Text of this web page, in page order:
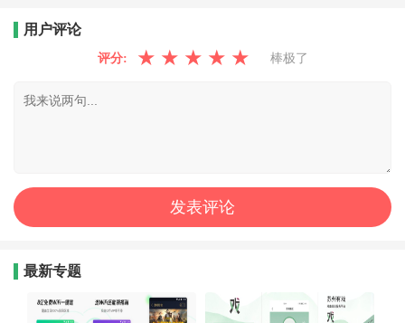
用户评论
评分: ★ ★ ★ ★ ★ 棒极了
最新专题